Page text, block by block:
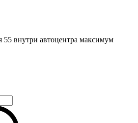
55 внутри автоцентра максимум